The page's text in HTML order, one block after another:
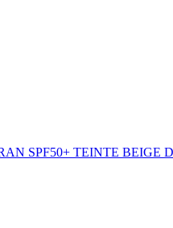
SPF50+ TEINTE BEIGE